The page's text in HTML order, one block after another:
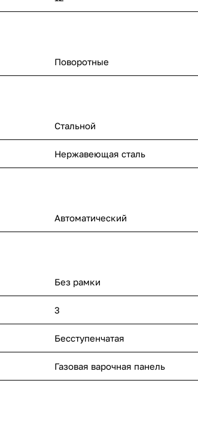
Поворотные
Стальной
Нержавеющая сталь
Автоматический
Без рамки
3
Бесступенчатая
Газовая варочная панель